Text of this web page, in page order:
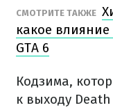
СМОТРИТЕ ТАКЖЕ
какое влияние
GTA 6
Кодзима,
к выходу